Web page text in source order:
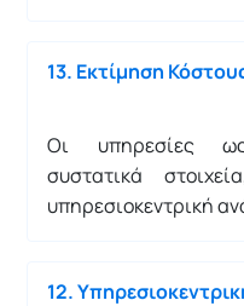
13. Εκτίμηση
Οι υπηρεσίες ως
συστατικά
υπηρεσιοκεντρική
12.